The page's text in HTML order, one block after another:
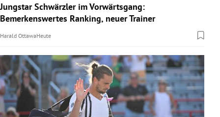
Jungstar Schwärzler im Vorwärtsgang:
Bemerkenswertes Ranking, neuer Trainer
Harald OttawaHeute